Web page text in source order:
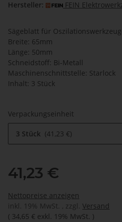
Hersteller:
FEIN
Sägeblatt für
Breite: 65mm
Länge: 50mm
Schneidstoff: Bi-Metall
Maschinenschnittstelle: Starlock
Inhalt: 3 Stück
Verpackungseinheit
3 Stück 41,23 €
41,23 €
Nettopreise anzeigen
inkl. 19% MwSt. , zzgl. Versand
( 34,65 € exkl. 19% MwSt. )